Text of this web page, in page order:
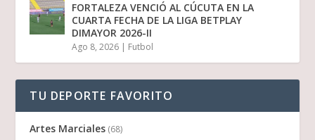
FORTALEZA VENCIÓ AL CÚCUTA EN LA
CUARTA FECHA DE LA LIGA BETPLAY
DIMAYOR 2026-II
Ago 8, 2026 | Futbol
TU DEPORTE FAVORITO
Artes Marciales (68)